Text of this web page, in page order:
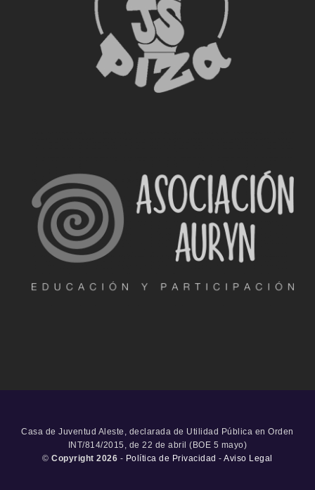
Casa de Juventud Aleste, declarada de Utilidad Pública en Orden
INT/814/2015, de 22 de abril (BOE 5 mayo)
© Copyright 2026 - Política de Privacidad -Aviso Legal